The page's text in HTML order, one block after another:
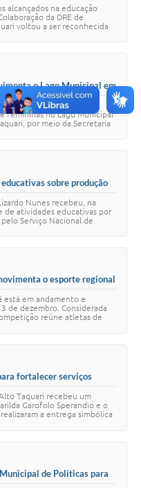
alcançados na educação
da DRE de
voltou a ser reconhecida
o Lago Municipal em
incentivou a prática
femininas no Lago Municipal
por meio da Secretaria
sobre produção
Nunes recebeu, na
de atividades educativas por
Serviço Nacional de
o esporte regional
está em andamento e
de dezembro. Considerada
reúne atletas de
fortalecer serviços
Taquari recebeu um
Garofolo Sperandio e o
a entrega simbólica
de Políticas para